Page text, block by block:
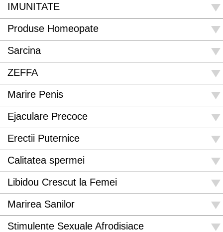
IMUNITATE
Produse Homeopate
Sarcina
ZEFFA
Marire Penis
Ejaculare Precoce
Erectii Puternice
Calitatea spermei
Libidou Crescut la Femei
Marirea Sanilor
Stimulente Sexuale Afrodisiace